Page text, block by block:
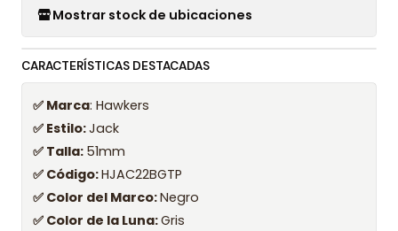
Mostrar stock de ubicaciones
CARACTERÍSTICAS DESTACADAS
✅ Marca: Hawkers
✅ Estilo:Jack
✅ Talla: 51mm
✅ Código:HJAC22BGTP
✅ Color del Marco:Negro
✅ Color de la Luna:Gris